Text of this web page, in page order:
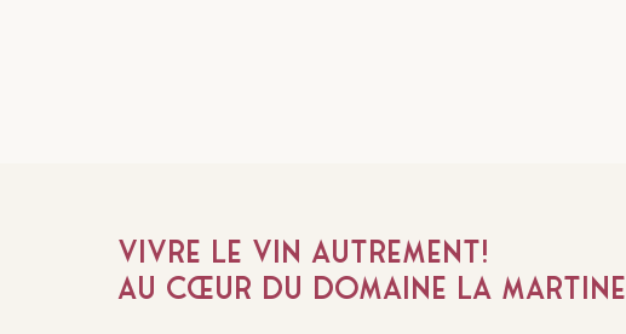
Vivre le vin autrement!
au cœur du Domaine La Martine